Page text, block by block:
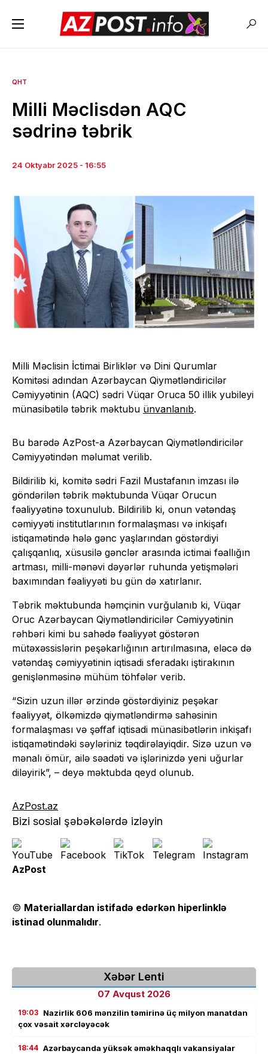
QHT
Milli Məclisdən AQC
sədrinə təbrik
24 Oktyabr 2025 - 16:55
Milli Məclisin İctimai Birliklər və Dini Qurumlar
Komitəsi adından Azərbaycan Qiymətləndiricilər
Cəmiyyətinin (AQC) sədri Vüqar Oruca 50 illik yubileyi
münasibətilə təbrik məktubu ünvanlanıb.
Bu barədə AzPost-a Azərbaycan Qiymətləndiricilər
Cəmiyyətindən məlumat verilib.
Bildirilib ki, komitə sədri Fazil Mustafanın imzası ilə
göndərilən təbrik məktubunda Vüqar Orucun
fəaliyyətinə toxunulub. Bildirilib ki, onun vətəndaş
cəmiyyəti institutlarının formalaşması və inkişafı
istiqamətində hələ gənc yaşlarından göstərdiyi
çalışqanlıq, xüsusilə gənclər arasında ictimai fəallığın
artması, milli-mənəvi dəyərlər ruhunda yetişmələri
baxımından fəaliyyəti bu gün də xatırlanır.
Təbrik məktubunda həmçinin vurğulanıb ki, Vüqar
Oruc Azərbaycan Qiymətləndiricilər Cəmiyyətinin
rəhbəri kimi bu sahədə fəaliyyət göstərən
mütəxəssislərin peşəkarlığının artırılmasına, eləcə də
vətəndaş cəmiyyətinin iqtisadi sferadakı iştirakının
genişlənməsinə mühüm töhfələr verib.
“Sizin uzun illər ərzində göstərdiyiniz peşəkar
fəaliyyət, ölkəmizdə qiymətləndirmə sahəsinin
formalaşması və şəffaf iqtisadi münasibətlərin inkişafı
istiqamətindəki səyləriniz təqdirəlayiqdir. Sizə uzun və
mənalı ömür, ailə səadəti və işlərinizdə yeni uğurlar
diləyirik”, – deyə məktubda qeyd olunub.
AzPost.az
Bizi sosial şəbəkələrdə izləyin
AzPost
© Materiallardan istifadə edərkən hiperlinklə
istinad olunmalıdır.
Xəbər Lenti
07 Avqust 2026
19:03 Nazirlik 606 mənzilin təmirinə üç milyon manatdan
çox vəsait xərcləyəcək
18:44 Azərbaycanda yüksək əməkhaqqlı vakansiyalar